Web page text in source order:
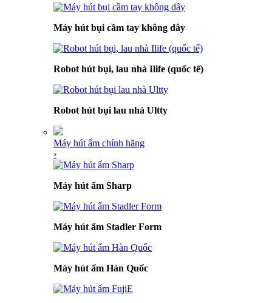
Máy hút bụi cầm tay không dây
Robot hút bụi, lau nhà Ilife (quốc tế)
Robot hút bụi lau nhà Ultty
Máy hút ẩm chính hãng
›
Máy hút ẩm Sharp
Máy hút ẩm Stadler Form
Máy hút ẩm Hàn Quốc